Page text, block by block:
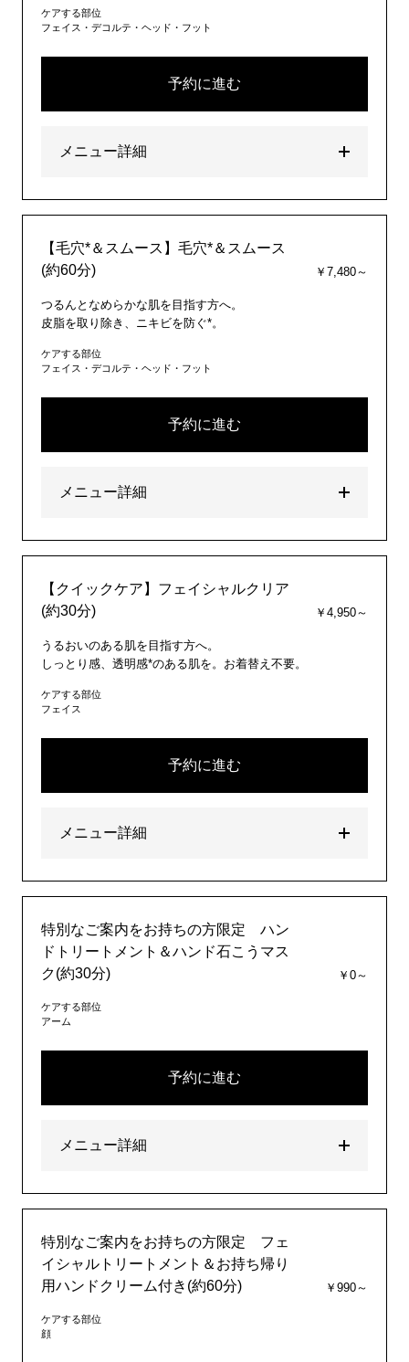
ケアする部位
フェイス・デコルテ・ヘッド・フット
予約に進む
メニュー詳細
【毛穴*＆スムース】毛穴*＆スムース
(約60分)
￥7,480～
つるんとなめらかな肌を目指す方へ。
皮脂を取り除き、ニキビを防ぐ*。
ケアする部位
フェイス・デコルテ・ヘッド・フット
予約に進む
メニュー詳細
【クイックケア】フェイシャルクリア
(約30分)
￥4,950～
うるおいのある肌を目指す方へ。
しっとり感、透明感*のある肌を。お着替え不要。
ケアする部位
フェイス
予約に進む
メニュー詳細
特別なご案内をお持ちの方限定 ハン
ドトリートメント＆ハンド石こうマス
ク(約30分)
￥0～
ケアする部位
アーム
予約に進む
メニュー詳細
特別なご案内をお持ちの方限定 フェ
イシャルトリートメント＆お持ち帰り
用ハンドクリーム付き(約60分)
￥990～
ケアする部位
顔